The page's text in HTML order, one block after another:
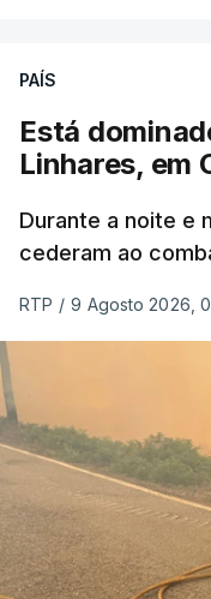
ESTE
PAÍS
Está
Linhares, em
Durante a noite e
cederam ao
RTP / 9 Agosto 2026,